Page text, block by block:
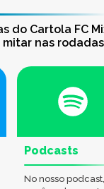
do Cartola FC
nas
Podcasts
No nosso podcast,